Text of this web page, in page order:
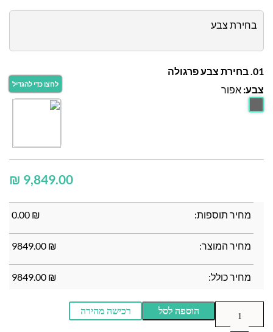
בחירת צבע
01. בחירת צבע פרגולה
צבע: אפור
₪
מחיר תוספות: ₪
0.00
מחיר המוצר: ₪
9849.00
מחיר כולל: ₪
9849.00
הוספה לסל רכישה מהירה